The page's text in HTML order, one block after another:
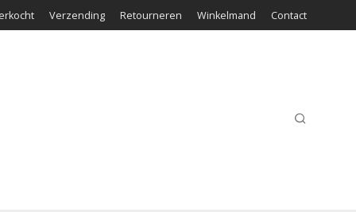
Verzending Retourneren Winkelmand Contact